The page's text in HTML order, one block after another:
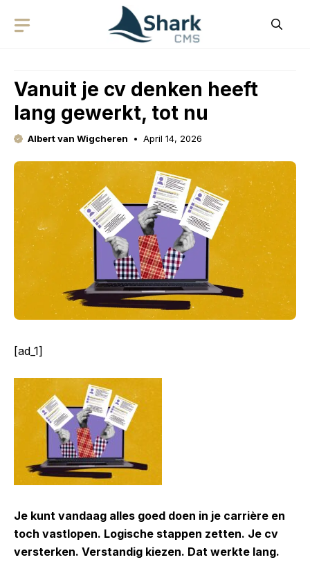
Vanuit je cv denken heeft
lang gewerkt, tot nu
Albert van Wigcheren April 14, 2026
[ad_1]
Je kunt vandaag alles goed doen in je carrière en
toch vastlopen. Logische stappen zetten. Je cv
versterken. Verstandig kiezen. Dat werkte lang.